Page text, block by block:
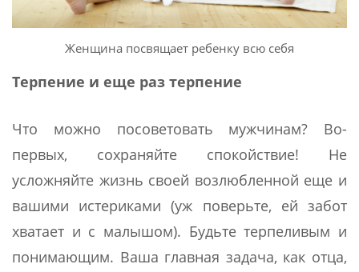
Женщина посвящает ребенку всю себя
Терпение и еще раз терпение
Что можно посоветовать мужчинам? Во-
первых, сохраняйте спокойствие! Не
усложняйте жизнь своей возлюбленной еще и
вашими истериками (уж поверьте, ей забот
хватает и с малышом). Будьте терпеливым и
понимающим. Ваша главная задача, как отца,